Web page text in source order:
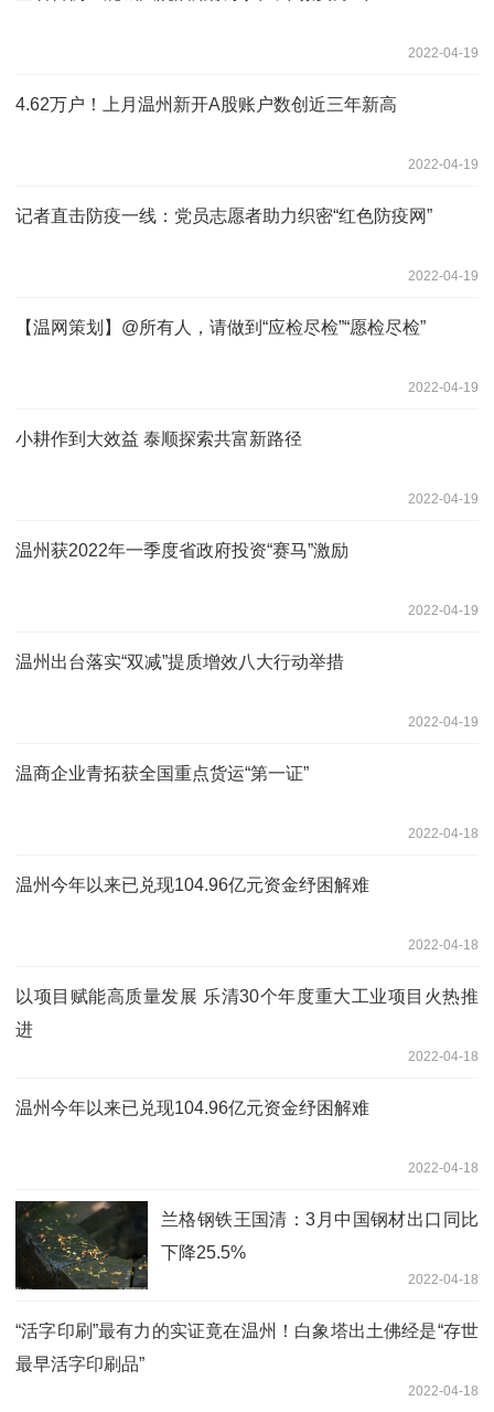
2022-04-19
4.62万户！上月温州新开A股账户数创近三年新高
2022-04-19
记者直击防疫一线：党员志愿者助力织密“红色防疫网”
2022-04-19
【温网策划】@所有人，请做到“应检尽检”“愿检尽检”
2022-04-19
小耕作到大效益 泰顺探索共富新路径
2022-04-19
温州获2022年一季度省政府投资“赛马”激励
2022-04-19
温州出台落实“双减”提质增效八大行动举措
2022-04-19
温商企业青拓获全国重点货运“第一证”
2022-04-18
温州今年以来已兑现104.96亿元资金纾困解难
2022-04-18
以项目赋能高质量发展 乐清30个年度重大工业项目火热推
进
2022-04-18
温州今年以来已兑现104.96亿元资金纾困解难
2022-04-18
兰格钢铁王国清：3月中国钢材出口同比
下降25.5%
2022-04-18
“活字印刷”最有力的实证竟在温州！白象塔出土佛经是“存世
最早活字印刷品”
2022-04-18